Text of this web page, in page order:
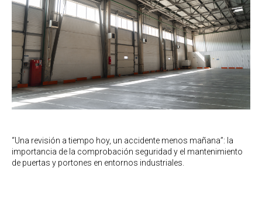
“Una revisión a tiempo hoy, un accidente menos mañana”: la
importancia de la comprobación seguridad y el mantenimiento
de puertas y portones en entornos industriales.